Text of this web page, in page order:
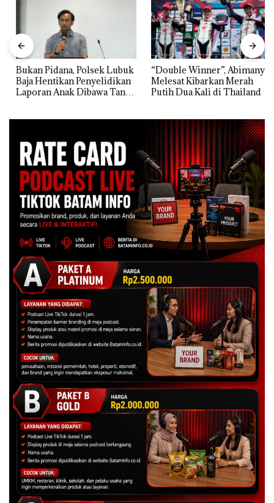
Bukan Pidana, Polsek Lubuk
Baja Hentikan Penyelidikan
Laporan Anak Dibawa Tanpa
“Double Winner”, Abimanyu
Melesat Kibarkan Merah
Putih Dua Kali di Thailand